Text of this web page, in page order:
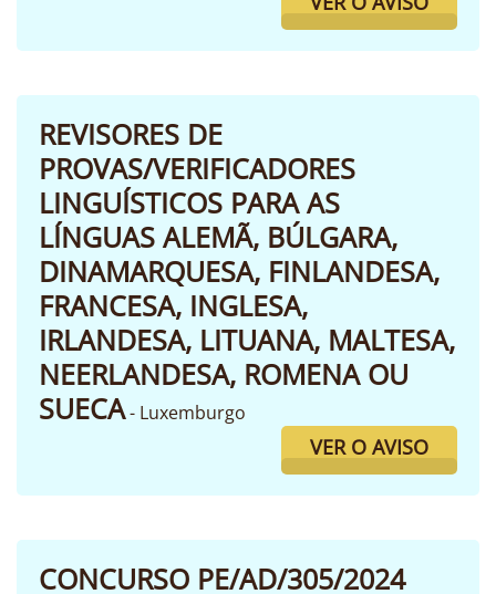
REVISORES DE
PROVAS/VERIFICADORES
LINGUÍSTICOS PARA AS
LÍNGUAS ALEMÃ, BÚLGARA,
DINAMARQUESA, FINLANDESA,
FRANCESA, INGLESA,
IRLANDESA, LITUANA, MALTESA,
NEERLANDESA, ROMENA OU
SUECA- Luxemburgo
VER O AVISO
CONCURSO PE/AD/305/2024